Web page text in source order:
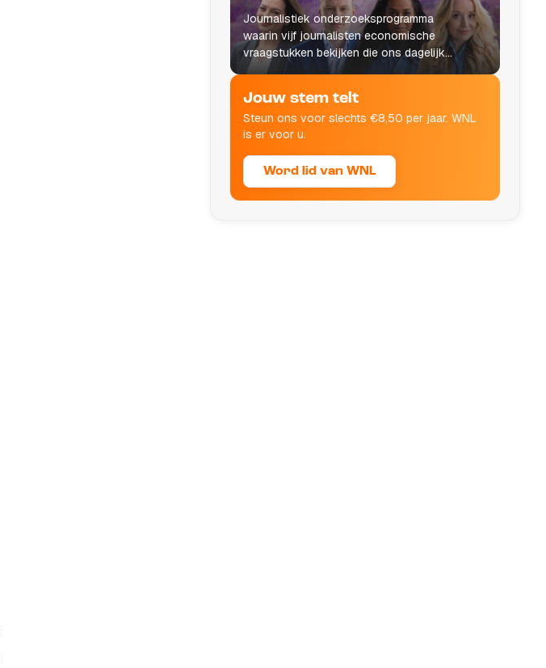
Journalistiek onderzoeksprogramma
waarin vijf journalisten economische
vraagstukken bekijken die ons dagelijks
leven raken.
Jouw stem telt
Steun ons voor slechts €8,50 per jaar. WNL
is er voor u.
Word lid van WNL